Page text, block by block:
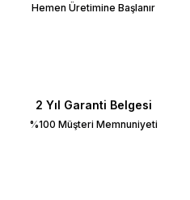
Hemen Üretimine Başlanır
2 Yıl Garanti Belgesi
%100 Müşteri Memnuniyeti